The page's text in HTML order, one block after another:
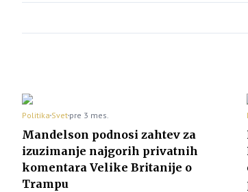
Politika Svet pre 3 mes.
Mandelson podnosi zahtev za
izuzimanje najgorih privatnih
komentara Velike Britanije o
Trampu